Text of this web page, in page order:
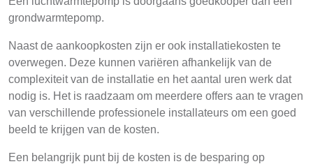
grondwarmtepomp.
Naast de aankoopkosten zijn er ook installatiekosten te
overwegen. Deze kunnen variëren afhankelijk van de
complexiteit van de installatie en het aantal uren werk dat
nodig is. Het is raadzaam om meerdere offers aan te vragen
van verschillende professionele installateurs om een goed
beeld te krijgen van de kosten.
Een belangrijk punt bij de kosten is de besparing op